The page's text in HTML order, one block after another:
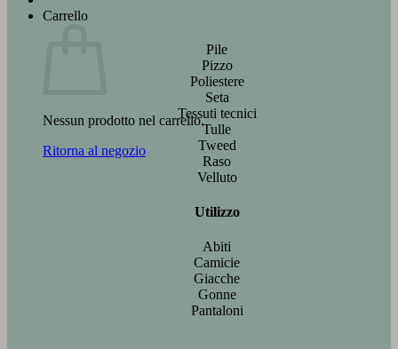
Carrello
Nessun prodotto nel carrello.
Ritorna al negozio
Pile
Pizzo
Poliestere
Seta
Tessuti tecnici
Tulle
Tweed
Raso
Velluto
Utilizzo
Abiti
Camicie
Giacche
Gonne
Pantaloni